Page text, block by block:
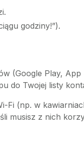
godziny!”).
(Google Play, App
do Twojej listy
Fi (np. w
musisz z nich